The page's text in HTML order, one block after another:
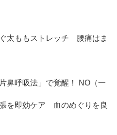
太ももストレッチ 腰痛はま
鼻呼吸法」で覚醒！ NO（一
を即効ケア 血のめぐりを良